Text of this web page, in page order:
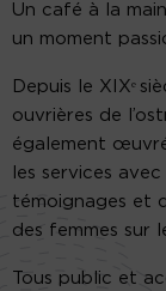
Un café à la
un moment
Depuis le XIXᵉ
ouvrières de
également
les services
témoignages et
des femmes sur
Tous public et